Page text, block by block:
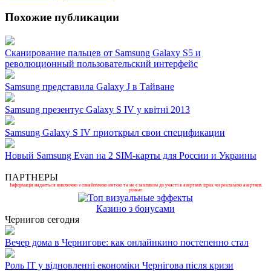
Похожие публикации
Сканирование пальцев от Samsung Galaxy S5 и
революционный пользовательский интерфейс
Samsung представила Galaxy J в Тайване
Samsung презентує Galaxy S IV у квітні 2013
Samsung Galaxy S IV приоткрыл свои спецификации
Новый Samsung Evan на 2 SIM-карты для России и Украины
ПАРТНЕРЫ
Інформація надається виключно з ознайомчою метою та не є закликом до участі в азартних іграх чи рекламою азартних
розваг.
Казино з бонусами
Чернигов сегодня
Вечер дома в Чернигове: как онлайнкино постепенно стал
Роль ІТ у відновленні економіки Чернігова після кризи